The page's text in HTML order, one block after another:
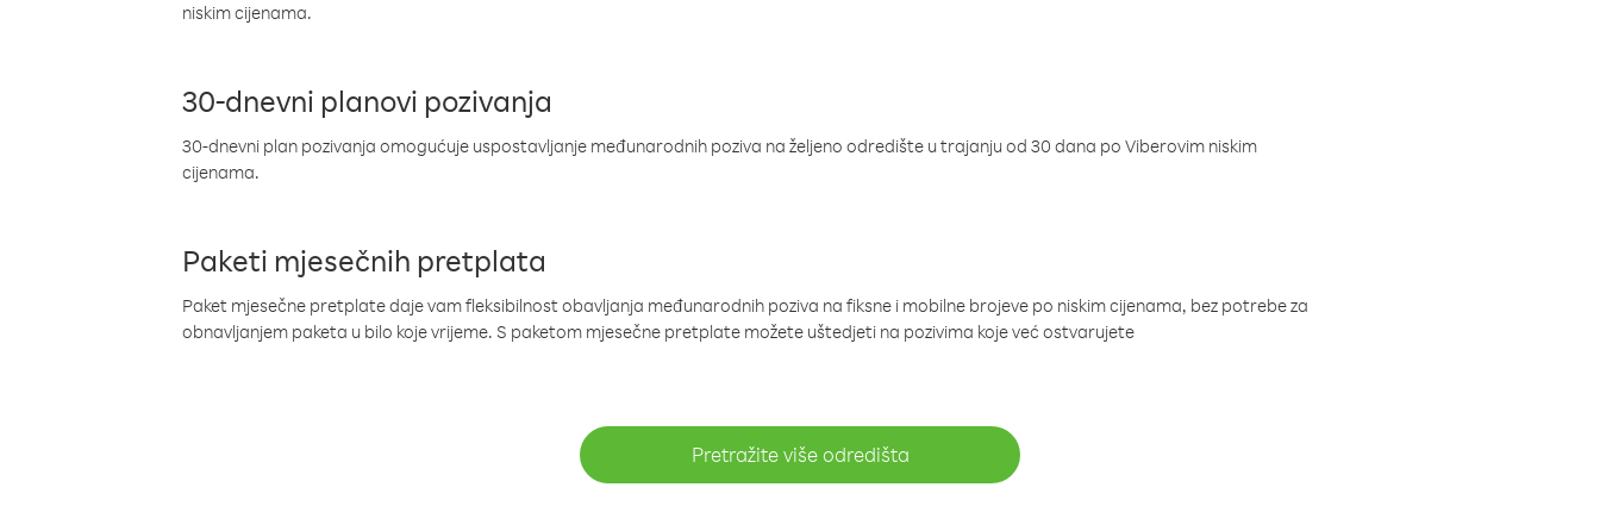
niskim cijenama.
30-dnevni planovi pozivanja
30-dnevni plan pozivanja omogućuje uspostavljanje međunarodnih poziva na željeno odredište u trajanju od 30 dana po Viberovim niskim
cijenama.
Paketi mjesečnih pretplata
Paket mjesečne pretplate daje vam fleksibilnost obavljanja međunarodnih poziva na fiksne i mobilne brojeve po niskim cijenama, bez potrebe za
obnavljanjem paketa u bilo koje vrijeme. S paketom mjesečne pretplate možete uštedjeti na pozivima koje već ostvarujete
Pretražite više odredišta